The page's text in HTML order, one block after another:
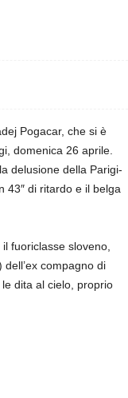
Pogacar, che si è
domenica 26 aprile.
delusione della Parigi-
43″ di ritardo e il belga
fuoriclasse sloveno,
compagno di
dita al cielo, proprio